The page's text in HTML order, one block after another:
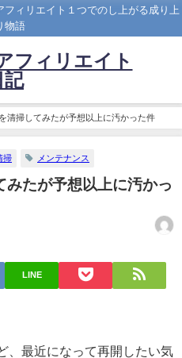
ィリエイト１つでのし上がる成り上
物語
フィリエイト
記
清掃してみたが予想以上に汚かった件
掃 メンテナンス
みたが予想以上に汚かっ
LINE
、最近になって再開したい気